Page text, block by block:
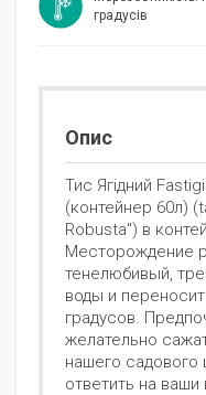
градусів
Опис
Тис Ягідний
(контейнер 60л)
Robusta") в
Месторождение
тенелюбивый,
воды и
градусов.
желательно
нашего садового
ответить на